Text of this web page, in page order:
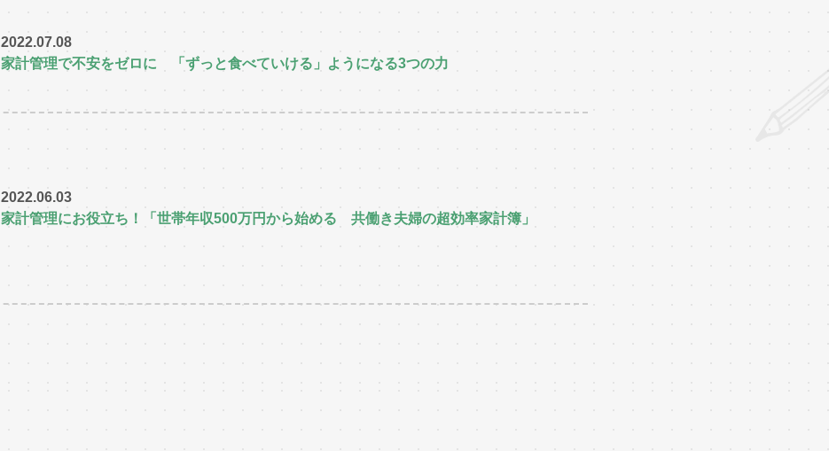
2022.07.08
家計管理で不安をゼロに 「ずっと食べていける」ようになる3つの力
2022.06.03
家計管理にお役立ち！「世帯年収500万円から始める 共働き夫婦の超効率家計簿」